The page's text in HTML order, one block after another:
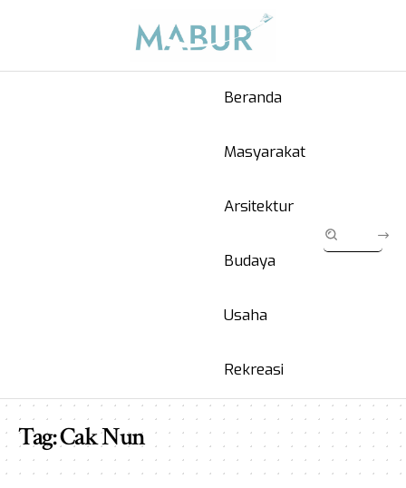
Beranda
Masyarakat
Arsitektur
Budaya
Usaha
Rekreasi
Tag:Cak Nun